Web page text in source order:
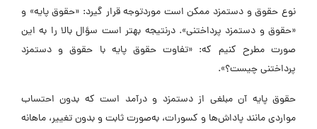
نوع حقوق و دستمزد ممکن است موردتوجه قرار گیرد: «حقوق پایه» و
«حقوق و دستمزد پرداختنی». درنتیجه بهتر است سؤال بالا را به این
صورت مطرح کنیم که: «تفاوت حقوق پایه با حقوق و دستمزد
پرداختنی چیست؟».
حقوق پایه آن مبلغی از دستمزد و درآمد است که بدون احتساب
مواردی مانند پاداش‌ها و کسورات، به‌صورت ثابت و بدون تغییر، ماهانه